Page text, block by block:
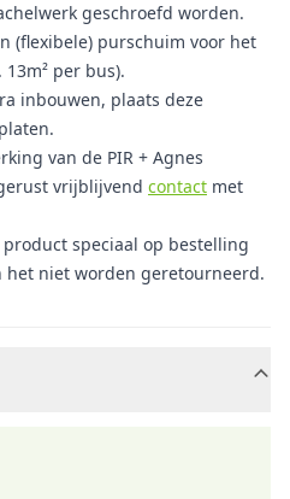
geschroefd worden.
(flexibele) purschuim voor het
per bus).
inbouwen, plaats deze
van de PIR + Agnes
vrijblijvend contact met
speciaal op bestelling
niet worden geretourneerd.